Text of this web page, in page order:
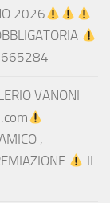
2026
VANONI
,
IL